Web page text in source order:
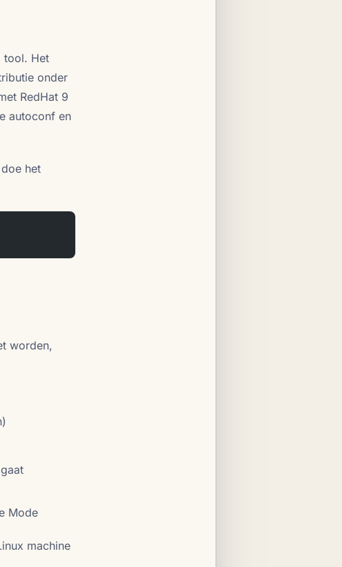
tool. Het
onder
RedHat 9
autoconf en
het
worden,
Mode
machine